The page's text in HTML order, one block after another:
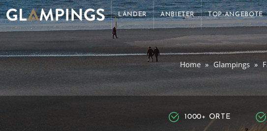
LÄNDER ANBIETER TOP-ANGEBOTE
Home Glampings
1000+ ORTE